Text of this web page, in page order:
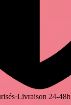
·Livraison 24-48h